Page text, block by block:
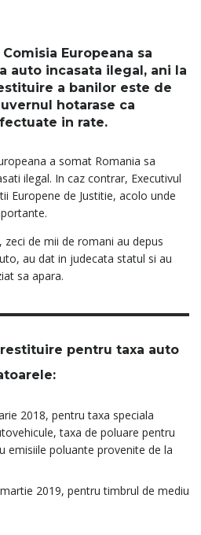
Europeana sa
auto incasata ilegal, ani la
a banilor este de
hotarase ca
in rate.
a somat Romania sa
ilegal. In caz contrar, Executivul
Europene de Justitie, acolo unde
zeci de mii de romani au depus
au dat in judecata statul si au
sa apara.
pentru taxa auto
2018, pentru taxa speciala
taxa de poluare pentru
emisiile poluante provenite de la
2019, pentru timbrul de mediu